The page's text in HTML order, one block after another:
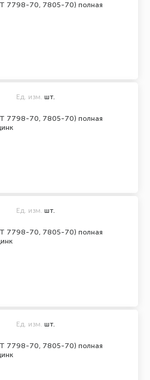
7798-70, 7805-70) полная
7798-70, 7805-70) полная
Ед. изм. шт.
7798-70, 7805-70) полная
Ед. изм. шт.
7798-70, 7805-70) полная
Ед. изм. шт.